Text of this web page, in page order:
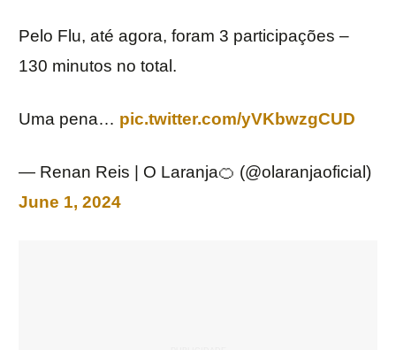
Pelo Flu, até agora, foram 3 participações –
130 minutos no total.
Uma pena… pic.twitter.com/yVKbwzgCUD
— Renan Reis | O Laranja🍊 (@olaranjaoficial)
June 1, 2024